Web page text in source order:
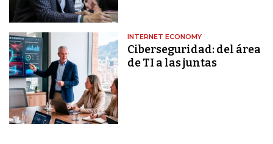
INTERNET ECONOMY
Ciberseguridad: del área
de TI a las juntas